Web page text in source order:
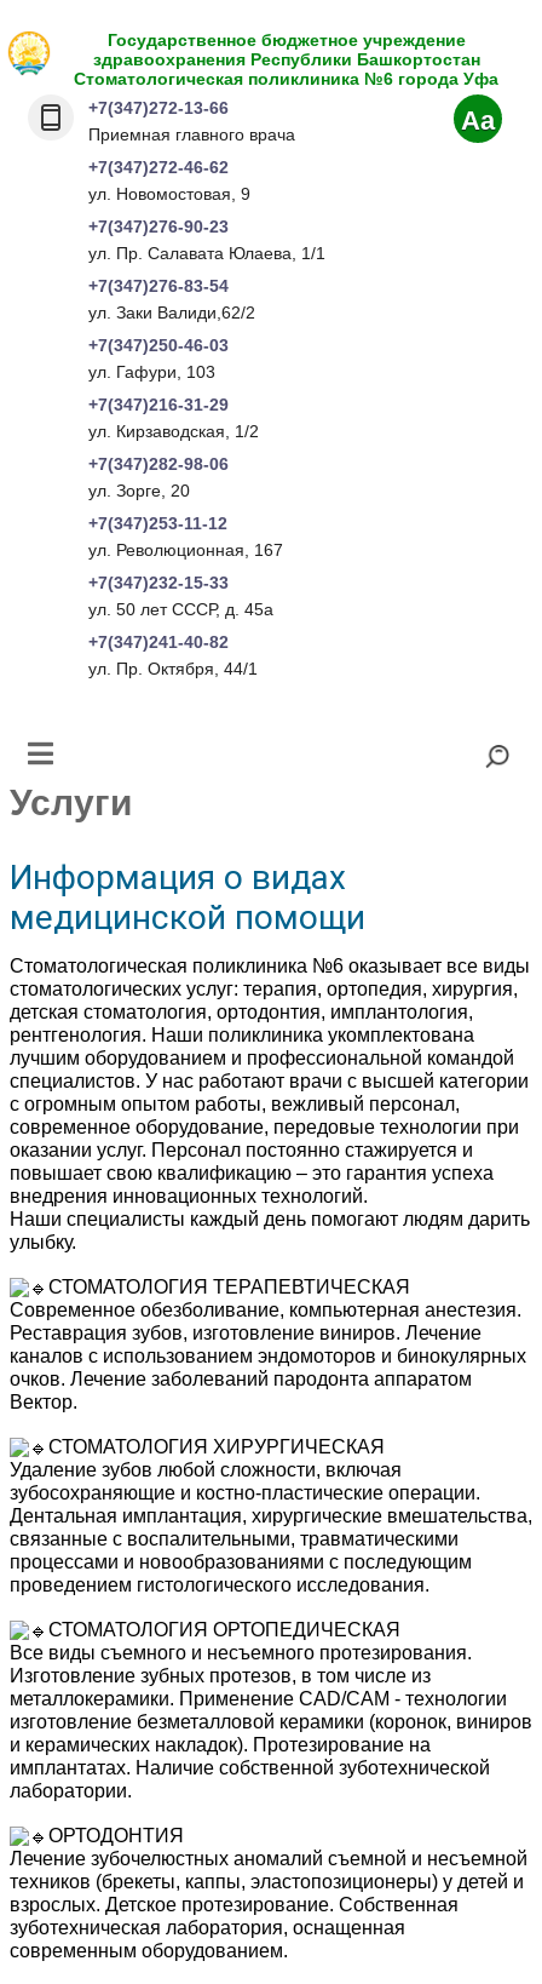
Государственное бюджетное учреждение
здравоохранения Республики Башкортостан
Стоматологическая поликлиника №6 города Уфа
+7(347)272-13-66
Приемная главного врача
+7(347)272-46-62
ул. Новомостовая, 9
+7(347)276-90-23
ул. Пр. Салавата Юлаева, 1/1
+7(347)276-83-54
ул. Заки Валиди,62/2
+7(347)250-46-03
ул. Гафури, 103
+7(347)216-31-29
ул. Кирзаводская, 1/2
+7(347)282-98-06
ул. Зорге, 20
+7(347)253-11-12
ул. Революционная, 167
+7(347)232-15-33
ул. 50 лет СССР, д. 45а
+7(347)241-40-82
ул. Пр. Октября, 44/1
Aa
Услуги
Информация о видах
медицинской помощи
Стоматологическая поликлиника №6 оказывает все виды
стоматологических услуг: терапия, ортопедия, хирургия,
детская стоматология, ортодонтия, имплантология,
рентгенология. Наши поликлиника укомплектована
лучшим оборудованием и профессиональной командой
специалистов. У нас работают врачи с высшей категории
с огромным опытом работы, вежливый персонал,
современное оборудование, передовые технологии при
оказании услуг. Персонал постоянно стажируется и
повышает свою квалификацию – это гарантия успеха
внедрения инновационных технологий.
Наши специалисты каждый день помогают людям дарить
улыбку.
СТОМАТОЛОГИЯ ТЕРАПЕВТИЧЕСКАЯ
Современное обезболивание, компьютерная анестезия.
Реставрация зубов, изготовление виниров. Лечение
каналов с использованием эндомоторов и бинокулярных
очков. Лечение заболеваний пародонта аппаратом
Вектор.
СТОМАТОЛОГИЯ ХИРУРГИЧЕСКАЯ
Удаление зубов любой сложности, включая
зубосохраняющие и костно-пластические операции.
Дентальная имплантация, хирургические вмешательства,
связанные с воспалительными, травматическими
процессами и новообразованиями с последующим
проведением гистологического исследования.
СТОМАТОЛОГИЯ ОРТОПЕДИЧЕСКАЯ
Все виды съемного и несъемного протезирования.
Изготовление зубных протезов, в том числе из
металлокерамики. Применение CAD/CAM - технологии
изготовление безметалловой керамики (коронок, виниров
и керамических накладок). Протезирование на
имплантатах. Наличие собственной зуботехнической
лаборатории.
ОРТОДОНТИЯ
Лечение зубочелюстных аномалий съемной и несъемной
техников (брекеты, каппы, эластопозиционеры) у детей и
взрослых. Детское протезирование. Собственная
зуботехническая лаборатория, оснащенная
современным оборудованием.